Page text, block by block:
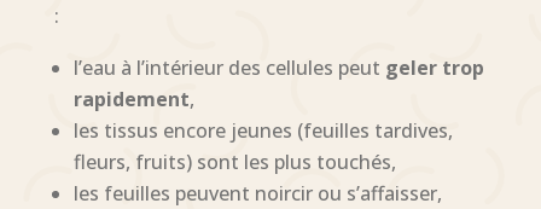
:
l’eau à l’intérieur des cellules peut geler trop
rapidement,
les tissus encore jeunes (feuilles tardives,
fleurs, fruits) sont les plus touchés,
les feuilles peuvent noircir ou s’affaisser,